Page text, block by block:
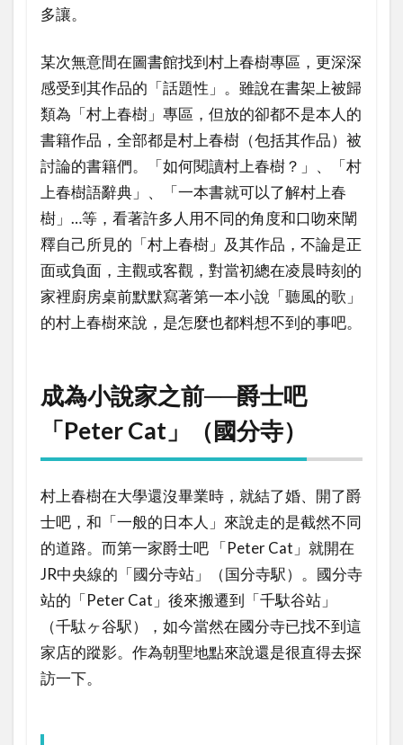
多讓。
某次無意間在圖書館找到村上春樹專區，更深深
感受到其作品的「話題性」。雖說在書架上被歸
類為「村上春樹」專區，但放的卻都不是本人的
書籍作品，全部都是村上春樹（包括其作品）被
討論的書籍們。「如何閱讀村上春樹？」、「村
上春樹語辭典」、「一本書就可以了解村上春
樹」…等，看著許多人用不同的角度和口吻來闡
釋自己所見的「村上春樹」及其作品，不論是正
面或負面，主觀或客觀，對當初總在凌晨時刻的
家裡廚房桌前默默寫著第一本小說「聽風的歌」
的村上春樹來說，是怎麼也都料想不到的事吧。
成為小說家之前──爵士吧
「Peter Cat」（國分寺）
村上春樹在大學還沒畢業時，就結了婚、開了爵
士吧，和「一般的日本人」來說走的是截然不同
的道路。而第一家爵士吧 「Peter Cat」就開在
JR中央線的「國分寺站」（国分寺駅）。國分寺
站的「Peter Cat」後來搬遷到「千馱谷站」
（千駄ヶ谷駅），如今當然在國分寺已找不到這
家店的蹤影。作為朝聖地點來說還是很直得去探
訪一下。